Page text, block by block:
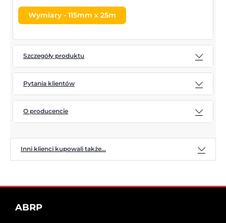
Wymiary - 115mm x 25m
Szczegóły produktu
Pytania klientów
O producencie
Inni klienci kupowali także...
ABRP